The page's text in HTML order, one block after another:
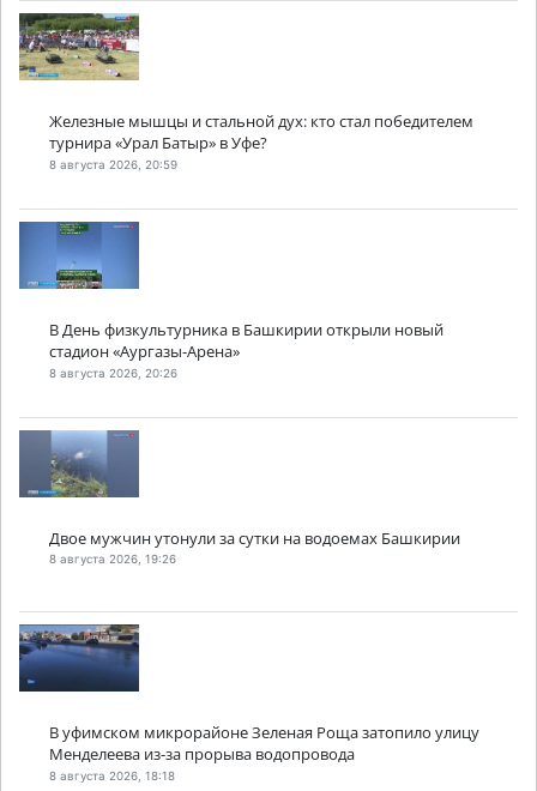
Железные мышцы и стальной дух: кто стал победителем
турнира «Урал Батыр» в Уфе?
8 августа 2026, 20:59
В День физкультурника в Башкирии открыли новый
стадион «Аургазы-Арена»
8 августа 2026, 20:26
Двое мужчин утонули за сутки на водоемах Башкирии
8 августа 2026, 19:26
В уфимском микрорайоне Зеленая Роща затопило улицу
Менделеева из-за прорыва водопровода
8 августа 2026, 18:18